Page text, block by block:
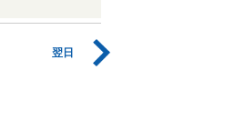
翌日